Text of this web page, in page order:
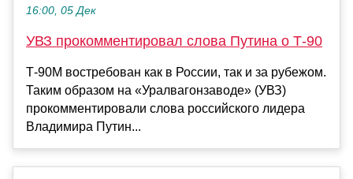
16:00, 05 Дек
УВЗ прокомментировал слова Путина о Т-90
Т-90М востребован как в России, так и за рубежом.
Таким образом на «Уралвагонзаводе» (УВЗ)
прокомментировали слова российского лидера
Владимира Путин...